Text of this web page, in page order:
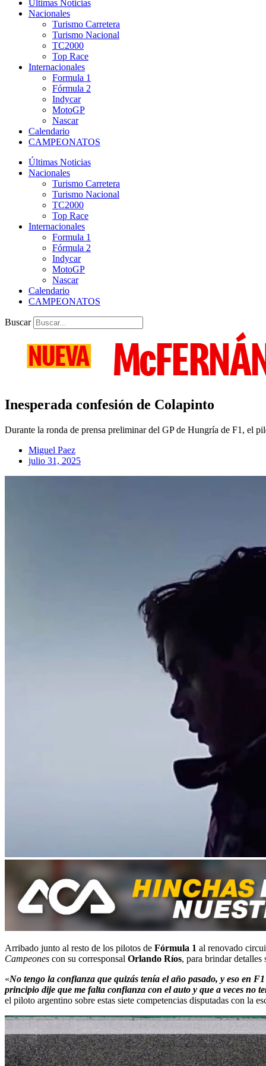
Últimas Noticias
Nacionales
Turismo Carretera
Turismo Nacional
TC2000
Top Race
Internacionales
Formula 1
Fórmula 2
Indycar
MotoGP
Nascar
Calendario
CAMPEONATOS
Últimas Noticias
Nacionales
Turismo Carretera
Turismo Nacional
TC2000
Top Race
Internacionales
Formula 1
Fórmula 2
Indycar
MotoGP
Nascar
Calendario
CAMPEONATOS
Buscar
Inesperada confesión de Colapinto
Durante la ronda de prensa preliminar del GP de Hungría de F1, el
Miguel Paez
julio 31, 2025
Arribado junto al resto de los pilotos de Fórmula 1 al renovado
Campeones con su corresponsal Orlando Ríos, para brindar
«No tengo la confianza que quizás tenía el año pasado, y eso en
principio dije que me falta confianza con el auto y que a veces no
el piloto argentino sobre estas siete competencias disputadas con la